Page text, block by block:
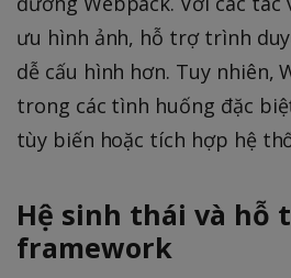
ưu hình ảnh, hỗ trợ trình
dễ cấu hình hơn. Tuy nhiên,
trong các tình huống đặc
tùy biến hoặc tích hợp hệ
Hệ sinh thái và hỗ
framework